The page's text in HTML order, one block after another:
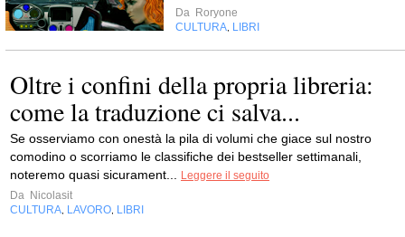
Da Roryone
CULTURA LIBRI
Oltre i confini della propria libreria:
come la traduzione ci salva...
Se osserviamo con onestà la pila di volumi che giace sul nostro
comodino o scorriamo le classifiche dei bestseller settimanali,
noteremo quasi sicurament...
Leggere il seguito
Da Nicolasit
CULTURA LAVORO LIBRI